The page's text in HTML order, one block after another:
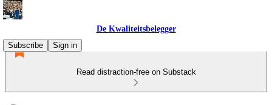
De Kwaliteitsbelegger
Subscribe
Sign in
Read distraction-free on Substack